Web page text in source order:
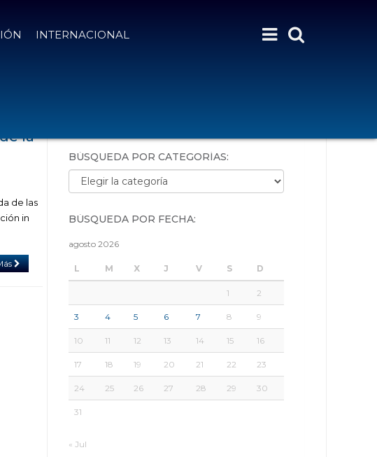
INTERNACIONAL
la
de las
in
BÚSQUEDA POR CATEGORÍAS:
Búsqueda por categorías:
BÚSQUEDA POR FECHA:
agosto 2026
L M X J V S D
1 2
3 4 5 6 7 8 9
10 11 12 13 14 15 16
17 18 19 20 21 22 23
24 25 26 27 28 29 30
31
« Jul